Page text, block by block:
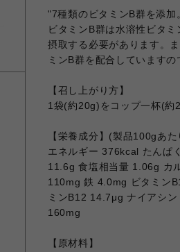
"7種類のビタミンB群を添加
ビタミンB群は水溶性ビタ
摂取する必要があります。
ミンB群を配合しています
【召し上がり方】
1袋(約20g)をコップ一杯(約
【栄養成分】(製品100gあた
エネルギー 376kcal たんぱ
11.6g 食塩相当量 1.06g カ
110mg 鉄 4.0mg ビタミン
ミンB12 14.7μg ナイアシ
160mg
【原材料】